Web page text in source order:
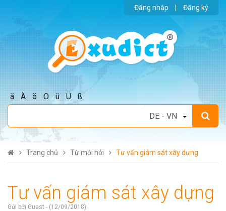
Đăng nhập Đăng ký
ä Ä ö Ö ü Ü ß
Trang chủ Từ mới hỏi Tư vấn giám sát xây dựng
Tư vấn giám sát xây dựng
Gửi bởi Guest - (12/09/2018)